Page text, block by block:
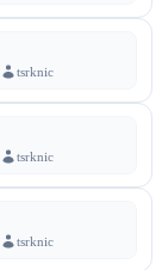
tsrknic
tsrknic
tsrknic